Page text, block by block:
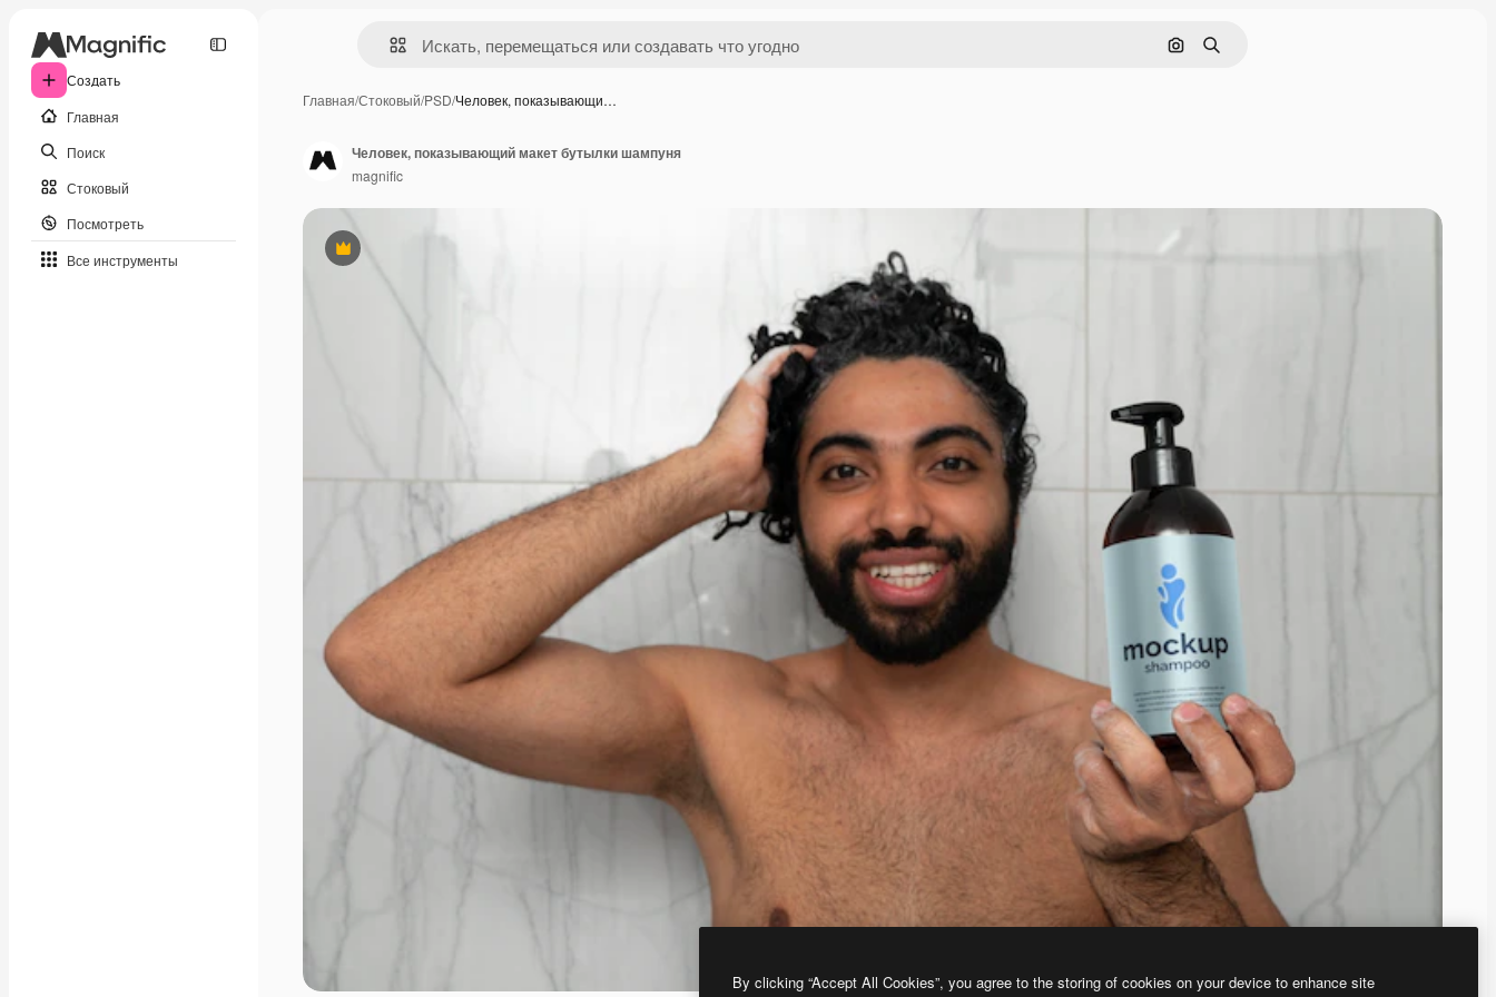
Создать
Главная
Поиск
Стоковый
Посмотреть
Все инструменты
Поиск по изображению
Поиск
Главная/Стоковый/PSD/Человек, показывающи…
Премиум
Человек, показывающий макет бутылки шампуня
magnific
By clicking “Accept All Cookies”, you agree to the storing of cookies on your device to enhance site